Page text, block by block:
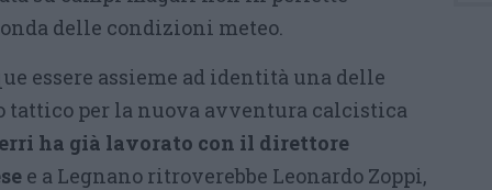
delle condizioni meteo.
essere assieme ad identità una delle
tattico per la nuova avventura calcistica
ha già lavorato con il direttore
e a Legnano ritroverebbe Leonardo Zoppi,